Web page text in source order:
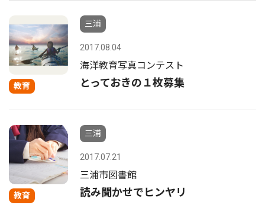
教育
三浦
2017.08.04
海洋教育写真コンテスト
とっておきの１枚募集
教育
三浦
2017.07.21
三浦市図書館
読み聞かせでヒンヤリ